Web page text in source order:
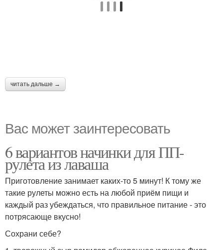
читать дальше →
Вас может заинтересовать
6 вариантов начинки для ПП-
рулета из лаваша
Приготовление занимает каких-то 5 минут! К тому же
такие рулеты можно есть на любой приём пищи и
каждый раз убеждаться, что правильное питание - это
потрясающе вкусно!
Сохрани себе?